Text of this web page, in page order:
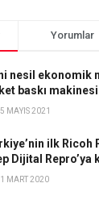
Yorumlar
nesil ekonomik
baskı makinesi
MAYIS 2021
ilk Ricoh
Dijital Repro’ya
MART 2020